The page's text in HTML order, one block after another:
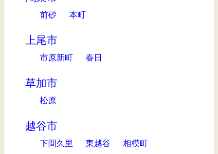
前砂 本町
上尾市
市原新町 春日
草加市
松原
越谷市
下間久里 東越谷 相模町